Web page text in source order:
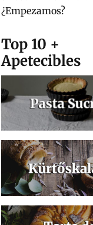
¿Empezamos?
Top 10 +
Apetecibles